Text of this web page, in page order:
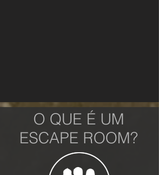
O QUE É UM
ESCAPE ROOM?